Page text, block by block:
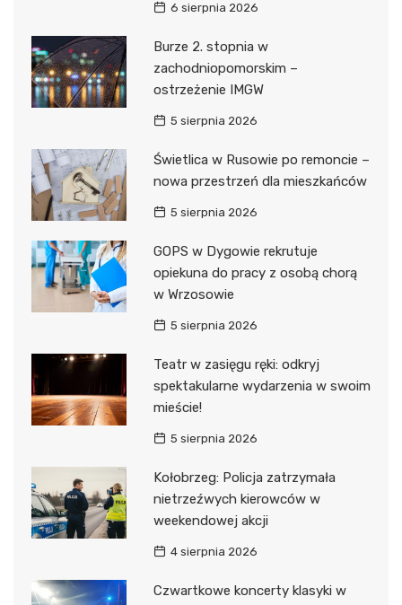
6 sierpnia 2026
Burze 2. stopnia w
zachodniopomorskim –
ostrzeżenie IMGW
5 sierpnia 2026
Świetlica w Rusowie po remoncie –
nowa przestrzeń dla mieszkańców
5 sierpnia 2026
GOPS w Dygowie rekrutuje
opiekuna do pracy z osobą chorą
w Wrzosowie
5 sierpnia 2026
Teatr w zasięgu ręki: odkryj
spektakularne wydarzenia w swoim
mieście!
5 sierpnia 2026
Kołobrzeg: Policja zatrzymała
nietrzeźwych kierowców w
weekendowej akcji
4 sierpnia 2026
Czwartkowe koncerty klasyki w